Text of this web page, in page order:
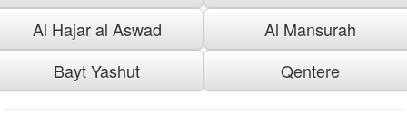
Al Hajar al Aswad
Al Mansurah
Bayt Yashut
Qentere